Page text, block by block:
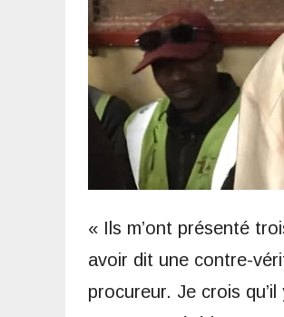
« Ils m’ont présenté
avoir dit une contre-
procureur. Je crois